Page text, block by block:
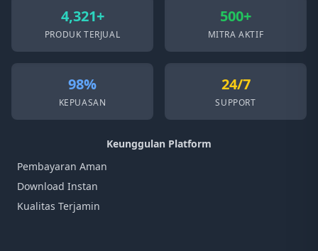
4,321+
PRODUK TERJUAL
500+
MITRA AKTIF
98%
KEPUASAN
24/7
SUPPORT
Keunggulan Platform
Pembayaran Aman
Download Instan
Kualitas Terjamin